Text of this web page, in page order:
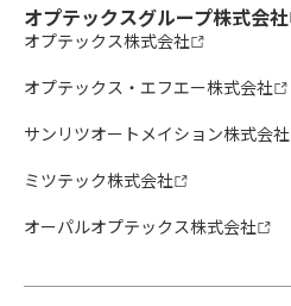
オプテックスグループ株式会社
オプテックス株式会社
オプテックス・エフエー株式会社
サンリツオートメイション株式会社
ミツテック株式会社
オーパルオプテックス株式会社